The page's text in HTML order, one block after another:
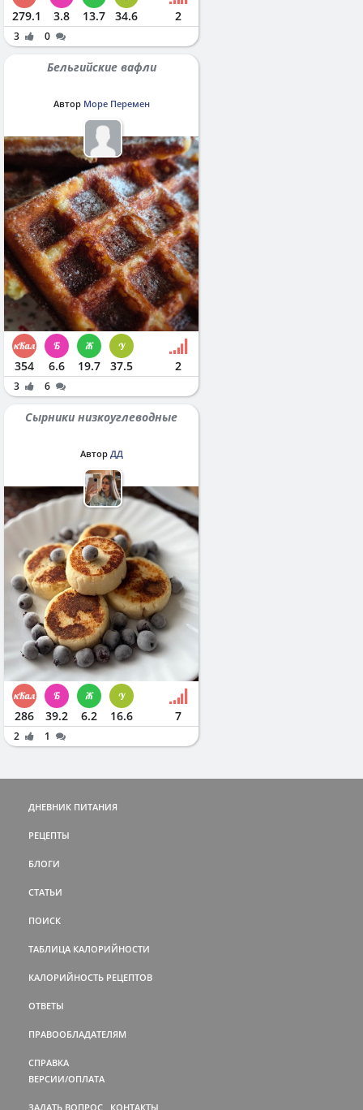
279.1 3.8 13.7 34.6 2
3 0
Бельгийские вафли
Автор Море Перемен
354 6.6 19.7 37.5 2
3 6
Сырники низкоуглеводные
Автор ДД
286 39.2 6.2 16.6 7
2 1
ДНЕВНИК ПИТАНИЯ
РЕЦЕПТЫ
БЛОГИ
СТАТЬИ
ПОИСК
ТАБЛИЦА КАЛОРИЙНОСТИ
КАЛОРИЙНОСТЬ РЕЦЕПТОВ
ОТВЕТЫ
ПРАВООБЛАДАТЕЛЯМ
СПРАВКА
ВЕРСИИ/ОПЛАТА
ЗАДАТЬ ВОПРОС КОНТАКТЫ